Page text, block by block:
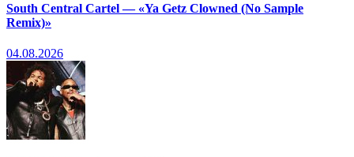
South Central Cartel — «Ya Getz Clowned (No Sample
Remix)»
04.08.2026